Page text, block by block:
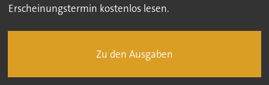
Erscheinungstermin kostenlos lesen.
Zu den Ausgaben